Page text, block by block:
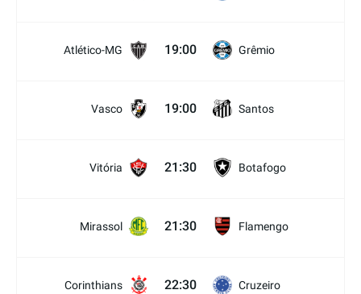
Atlético-MG 19:00 Grêmio
Vasco 19:00 Santos
Vitória 21:30 Botafogo
Mirassol 21:30 Flamengo
Corinthians 22:30 Cruzeiro